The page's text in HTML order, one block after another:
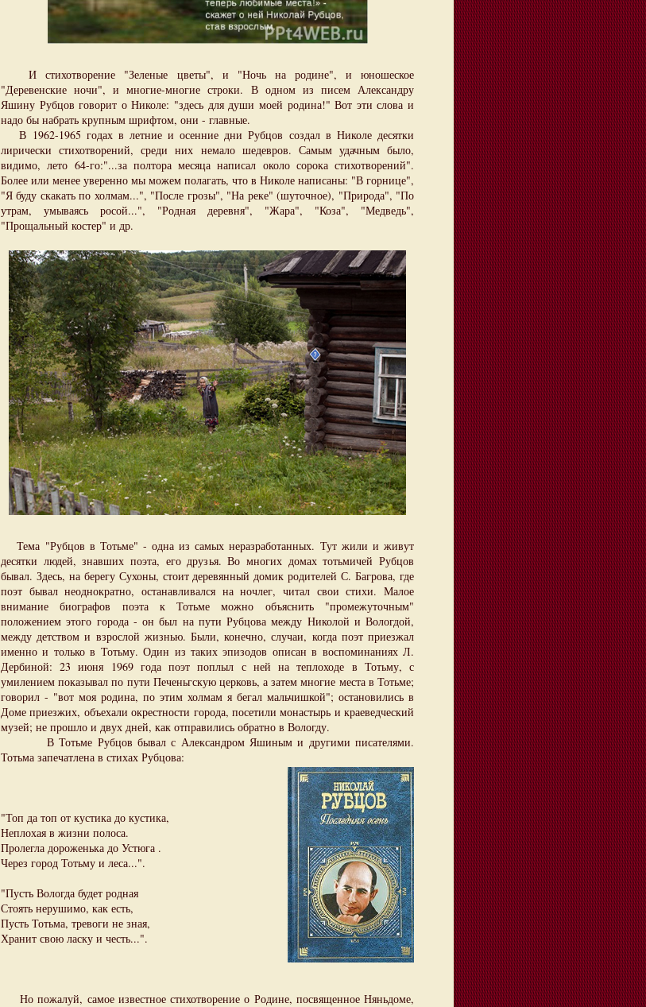
И стихотворение "Зеленые цветы", и "Ночь на родине", и юношеское
"Деревенские ночи", и многие-многие строки. В одном из писем Александру
Яшину Рубцов говорит о Николе: "здесь для души моей родина!" Вот эти слова и
надо бы набрать крупным шрифтом, они - главные.
В 1962-1965 годах в летние и осенние дни Рубцов создал в Николе десятки
лирически стихотворений, среди них немало шедевров. Самым удачным было,
видимо, лето 64-го:"...за полтора месяца написал около сорока стихотворений".
Более или менее уверенно мы можем полагать, что в Николе написаны: "В горнице",
"Я буду скакать по холмам...", "После грозы", "На реке" (шуточное), "Природа", "По
утрам, умываясь росой...", "Родная деревня", "Жара", "Коза", "Медведь",
"Прощальный костер" и др.
Тема "Рубцов в Тотьме" - одна из самых неразработанных. Тут жили и живут
десятки людей, знавших поэта, его друзья. Во многих домах тотьмичей Рубцов
бывал. Здесь, на берегу Сухоны, стоит деревянный домик родителей С. Багрова, где
поэт бывал неоднократно, останавливался на ночлег, читал свои стихи. Малое
внимание биографов поэта к Тотьме можно объяснить "промежуточным"
положением этого города - он был на пути Рубцова между Николой и Вологдой,
между детством и взрослой жизнью. Были, конечно, случаи, когда поэт приезжал
именно и только в Тотьму. Один из таких эпизодов описан в воспоминаниях Л.
Дербиной: 23 июня 1969 года поэт поплыл с ней на теплоходе в Тотьму, с
умилением показывал по пути Печеньгскую церковь, а затем многие места в Тотьме;
говорил - "вот моя родина, по этим холмам я бегал мальчишкой"; остановились в
Доме приезжих, объехали окрестности города, посетили монастырь и краеведческий
музей; не прошло и двух дней, как отправились обратно в Вологду.
В Тотьме Рубцов бывал с Александром Яшиным и другими писателями.
Тотьма запечатлена в стихах Рубцова:
"Топ да топ от кустика до кустика,
Неплохая в жизни полоса.
Пролегла дороженька до Устюга .
Через город Тотьму и леса...".
"Пусть Вологда будет родная
Стоять нерушимо, как есть,
Пусть Тотьма, тревоги не зная,
Хранит свою ласку и честь...".
Но пожалуй, самое известное стихотворение о Родине, посвященное Няньдоме,